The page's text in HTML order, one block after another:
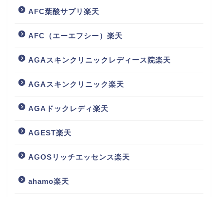
AFC葉酸サプリ楽天
AFC（エーエフシー）楽天
AGAスキンクリニックレディース院楽天
AGAスキンクリニック楽天
AGAドックレディ楽天
AGEST楽天
AGOSリッチエッセンス楽天
ahamo楽天